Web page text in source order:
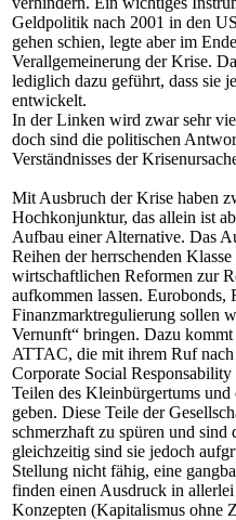
Geldpolitik nach 2001 in den
gehen schien, legte aber im
Verallgemeinerung der Krise.
lediglich dazu geführt, dass sie
entwickelt.
In der Linken wird zwar sehr
doch sind die politischen
Verständnisses der
Mit Ausbruch der Krise haben
Hochkonjunktur, das allein ist
Aufbau einer Alternative. Das
Reihen der herrschenden
wirtschaftlichen Reformen zur
aufkommen lassen. Eurobonds,
Finanzmarktregulierung sollen
Vernunft“ bringen. Dazu
ATTAC, die mit ihrem Ruf
Corporate Social
Teilen des Kleinbürgertums
geben. Diese Teile der
schmerzhaft zu spüren und sind
gleichzeitig sind sie jedoch
Stellung nicht fähig, eine
finden einen Ausdruck in
Konzepten (Kapitalismus ohne